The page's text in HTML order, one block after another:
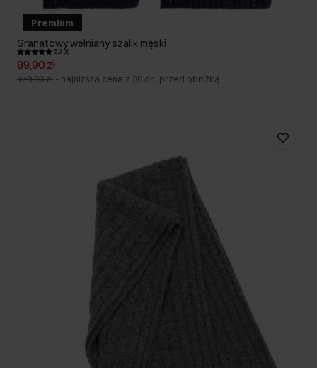
Premium
Granatowy wełniany szalik męski
5.0 (8)
89,90 zł
129,90 zł - najniższa cena z 30 dni przed obniżką